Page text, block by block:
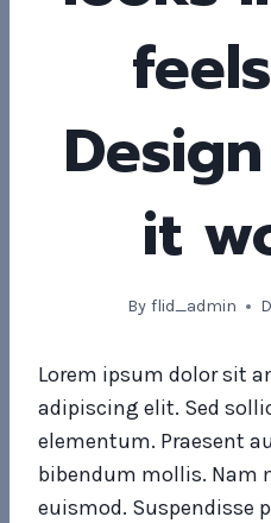
it
By flid_admin
Lorem ipsum dolor sit
adipiscing elit. Sed
elementum. Praesent
bibendum mollis. Nam
euismod. Suspendisse